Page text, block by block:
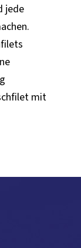
jede
mit